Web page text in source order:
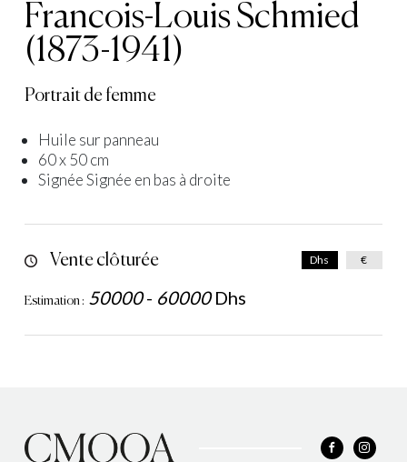
Francois-Louis Schmied
(1873-1941)
Portrait de femme
Huile sur panneau
60 x 50 cm
Signée Signée en bas à droite
Vente clôturée
Estimation : 50000- 60000 Dhs
Dhs €